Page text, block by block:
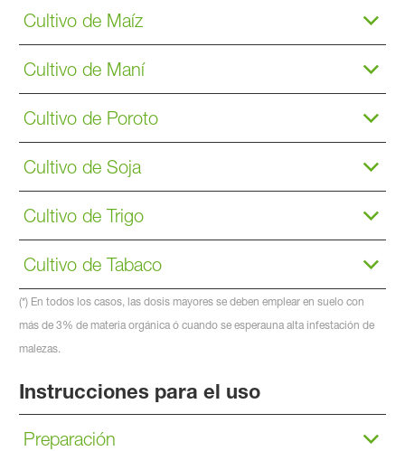
Cultivo de Maíz
Cultivo de Maní
Cultivo de Poroto
Cultivo de Soja
Cultivo de Trigo
Cultivo de Tabaco
(*) En todos los casos, las dosis mayores se deben emplear en suelo con
más de 3% de materia orgánica ó cuando se esperauna alta infestación de
malezas.
Instrucciones para el uso
Preparación